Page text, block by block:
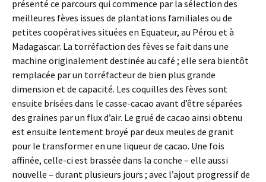
présenté ce parcours qui commence par la sélection des
meilleures fèves issues de plantations familiales ou de
petites coopératives situées en Equateur, au Pérou et à
Madagascar. La torréfaction des fèves se fait dans une
machine originalement destinée au café ; elle sera bientôt
remplacée par un torréfacteur de bien plus grande
dimension et de capacité. Les coquilles des fèves sont
ensuite brisées dans le casse-cacao avant d’être séparées
des graines par un flux d’air. Le grué de cacao ainsi obtenu
est ensuite lentement broyé par deux meules de granit
pour le transformer en une liqueur de cacao. Une fois
affinée, celle-ci est brassée dans la conche – elle aussi
nouvelle – durant plusieurs jours ; avec l’ajout progressif de